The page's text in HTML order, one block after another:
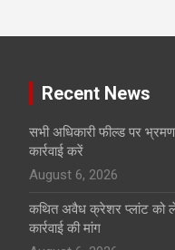
Recent News
सभी अधिकारी फील्ड पर
कार्रवाई करें
August 6, 2026
कथित अवैध क्रेशर प्लांट को
कार्रवाई की मांग